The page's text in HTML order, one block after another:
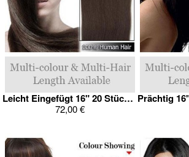
Leicht Eingefügt 16" 20 Stücke Tape In Remy Haarverlängerung
72,00 €